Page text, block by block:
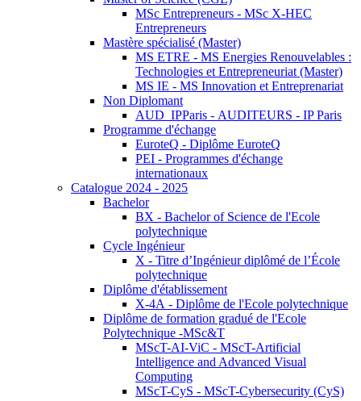
MSc Entrepreneurs - MSc X-HEC
Entrepreneurs
Mastère spécialisé (Master)
MS ETRE - MS Energies Renouvelables :
Technologies et Entrepreneuriat (Master)
MS IE - MS Innovation et Entreprenariat
Non Diplomant
AUD_IPParis - AUDITEURS - IP Paris
Programme d'échange
EuroteQ - Diplôme EuroteQ
PEI - Programmes d'échange
internationaux
Catalogue 2024 - 2025
Bachelor
BX - Bachelor of Science de l'Ecole
polytechnique
Cycle Ingénieur
X - Titre d’Ingénieur diplômé de l’École
polytechnique
Diplôme d'établissement
X-4A - Diplôme de l'Ecole polytechnique
Diplôme de formation gradué de l'Ecole
Polytechnique -MSc&T
MScT-AI-ViC - MScT-Artificial
Intelligence and Advanced Visual
Computing
MScT-CyS - MScT-Cybersecurity (CyS)